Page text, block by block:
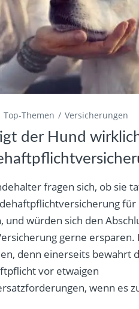
Top-Themen Versicherungen
der Hund
fragen sich, ob sie
für
und würden sich den
gerne ersparen.
denn einerseits bewahrt
vor etwaigen
wenn es